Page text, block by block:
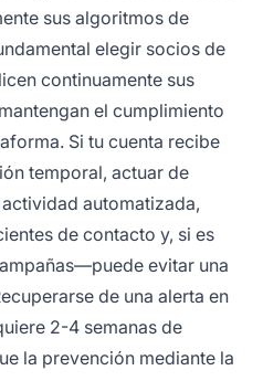
sus algoritmos de
elegir socios de
continuamente sus
el cumplimiento
Si tu cuenta recibe
temporal, actuar de
automatizada,
de contacto y, si es
evitar una
de una alerta en
2-4 semanas de
la prevención mediante la